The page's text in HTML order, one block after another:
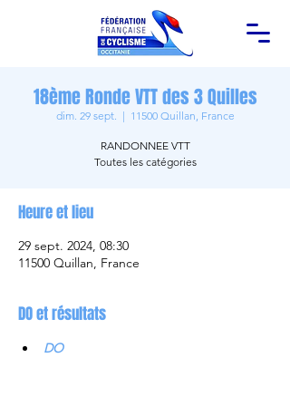
18ème Ronde VTT des 3 Quilles
dim. 29 sept.
  |
11500 Quillan, France
RANDONNEE VTT
Toutes les catégories
Heure et lieu
29 sept. 2024, 08:30
11500 Quillan, France
DO et résultats
DO